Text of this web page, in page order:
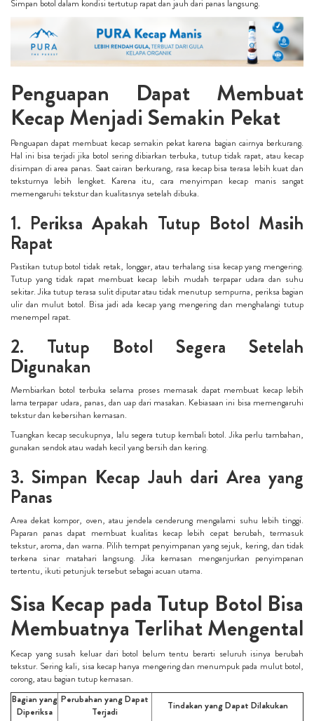
Simpan botol dalam kondisi tertutup rapat dan jauh dari panas langsung.
Penguapan Dapat Membuat
Kecap Menjadi Semakin Pekat
Penguapan dapat membuat kecap semakin pekat karena bagian cairnya berkurang.
Hal ini bisa terjadi jika botol sering dibiarkan terbuka, tutup tidak rapat, atau kecap
disimpan di area panas. Saat cairan berkurang, rasa kecap bisa terasa lebih kuat dan
teksturnya lebih lengket. Karena itu, cara menyimpan kecap manis sangat
memengaruhi tekstur dan kualitasnya setelah dibuka.
1. Periksa Apakah Tutup Botol Masih
Rapat
Pastikan tutup botol tidak retak, longgar, atau terhalang sisa kecap yang mengering.
Tutup yang tidak rapat membuat kecap lebih mudah terpapar udara dan suhu
sekitar. Jika tutup terasa sulit diputar atau tidak menutup sempurna, periksa bagian
ulir dan mulut botol. Bisa jadi ada kecap yang mengering dan menghalangi tutup
menempel rapat.
2. Tutup Botol Segera Setelah
Digunakan
Membiarkan botol terbuka selama proses memasak dapat membuat kecap lebih
lama terpapar udara, panas, dan uap dari masakan. Kebiasaan ini bisa memengaruhi
tekstur dan kebersihan kemasan.
Tuangkan kecap secukupnya, lalu segera tutup kembali botol. Jika perlu tambahan,
gunakan sendok atau wadah kecil yang bersih dan kering.
3. Simpan Kecap Jauh dari Area yang
Panas
Area dekat kompor, oven, atau jendela cenderung mengalami suhu lebih tinggi.
Paparan panas dapat membuat kualitas kecap lebih cepat berubah, termasuk
tekstur, aroma, dan warna. Pilih tempat penyimpanan yang sejuk, kering, dan tidak
terkena sinar matahari langsung. Jika kemasan menganjurkan penyimpanan
tertentu, ikuti petunjuk tersebut sebagai acuan utama.
Sisa Kecap pada Tutup Botol Bisa
Membuatnya Terlihat Mengental
Kecap yang susah keluar dari botol belum tentu berarti seluruh isinya berubah
tekstur. Sering kali, sisa kecap hanya mengering dan menumpuk pada mulut botol,
corong, atau bagian tutup kemasan.
Bagian yang
Diperiksa
Perubahan yang Dapat
Terjadi
Tindakan yang Dapat Dilakukan